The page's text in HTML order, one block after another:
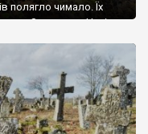
полягло чимало. Їх
Замковим. Нині на
де епітафії стер […]